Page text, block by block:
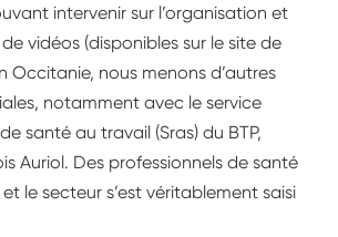
intervenir sur l’organisation et
vidéos (disponibles sur le site de
Occitanie, nous menons d’autres
notamment avec le service
santé au travail (Sras) du BTP,
Auriol. Des professionnels de santé
le secteur s’est véritablement saisi